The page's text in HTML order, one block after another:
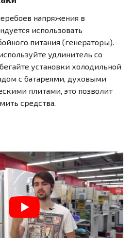
напряжения в
использовать
питания (генераторы).
удлинитель со
установки холодильной
с батареями, духовыми
плитами, это позволит
средства.